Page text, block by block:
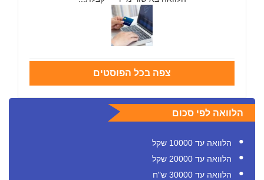
צפה בכל הפוסטים
הלוואה לפי סכום
הלוואה עד 10000 שקל
הלוואה עד 20000 שקל
הלוואה עד 30000 ש"ח